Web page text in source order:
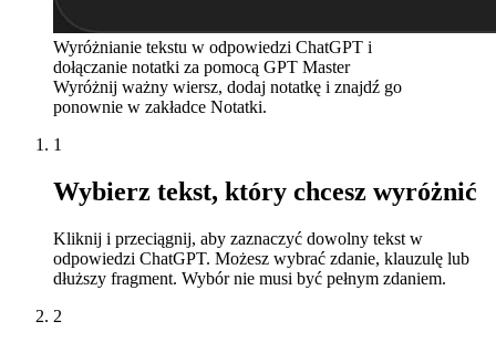
Wyróżnianie tekstu w odpowiedzi ChatGPT i
dołączanie notatki za pomocą GPT Master
Wyróżnij ważny wiersz, dodaj notatkę i znajdź go
ponownie w zakładce Notatki.
1
Wybierz tekst, który chcesz wyróżnić
Kliknij i przeciągnij, aby zaznaczyć dowolny tekst w
odpowiedzi ChatGPT. Możesz wybrać zdanie, klauzulę lub
dłuższy fragment. Wybór nie musi być pełnym zdaniem.
2